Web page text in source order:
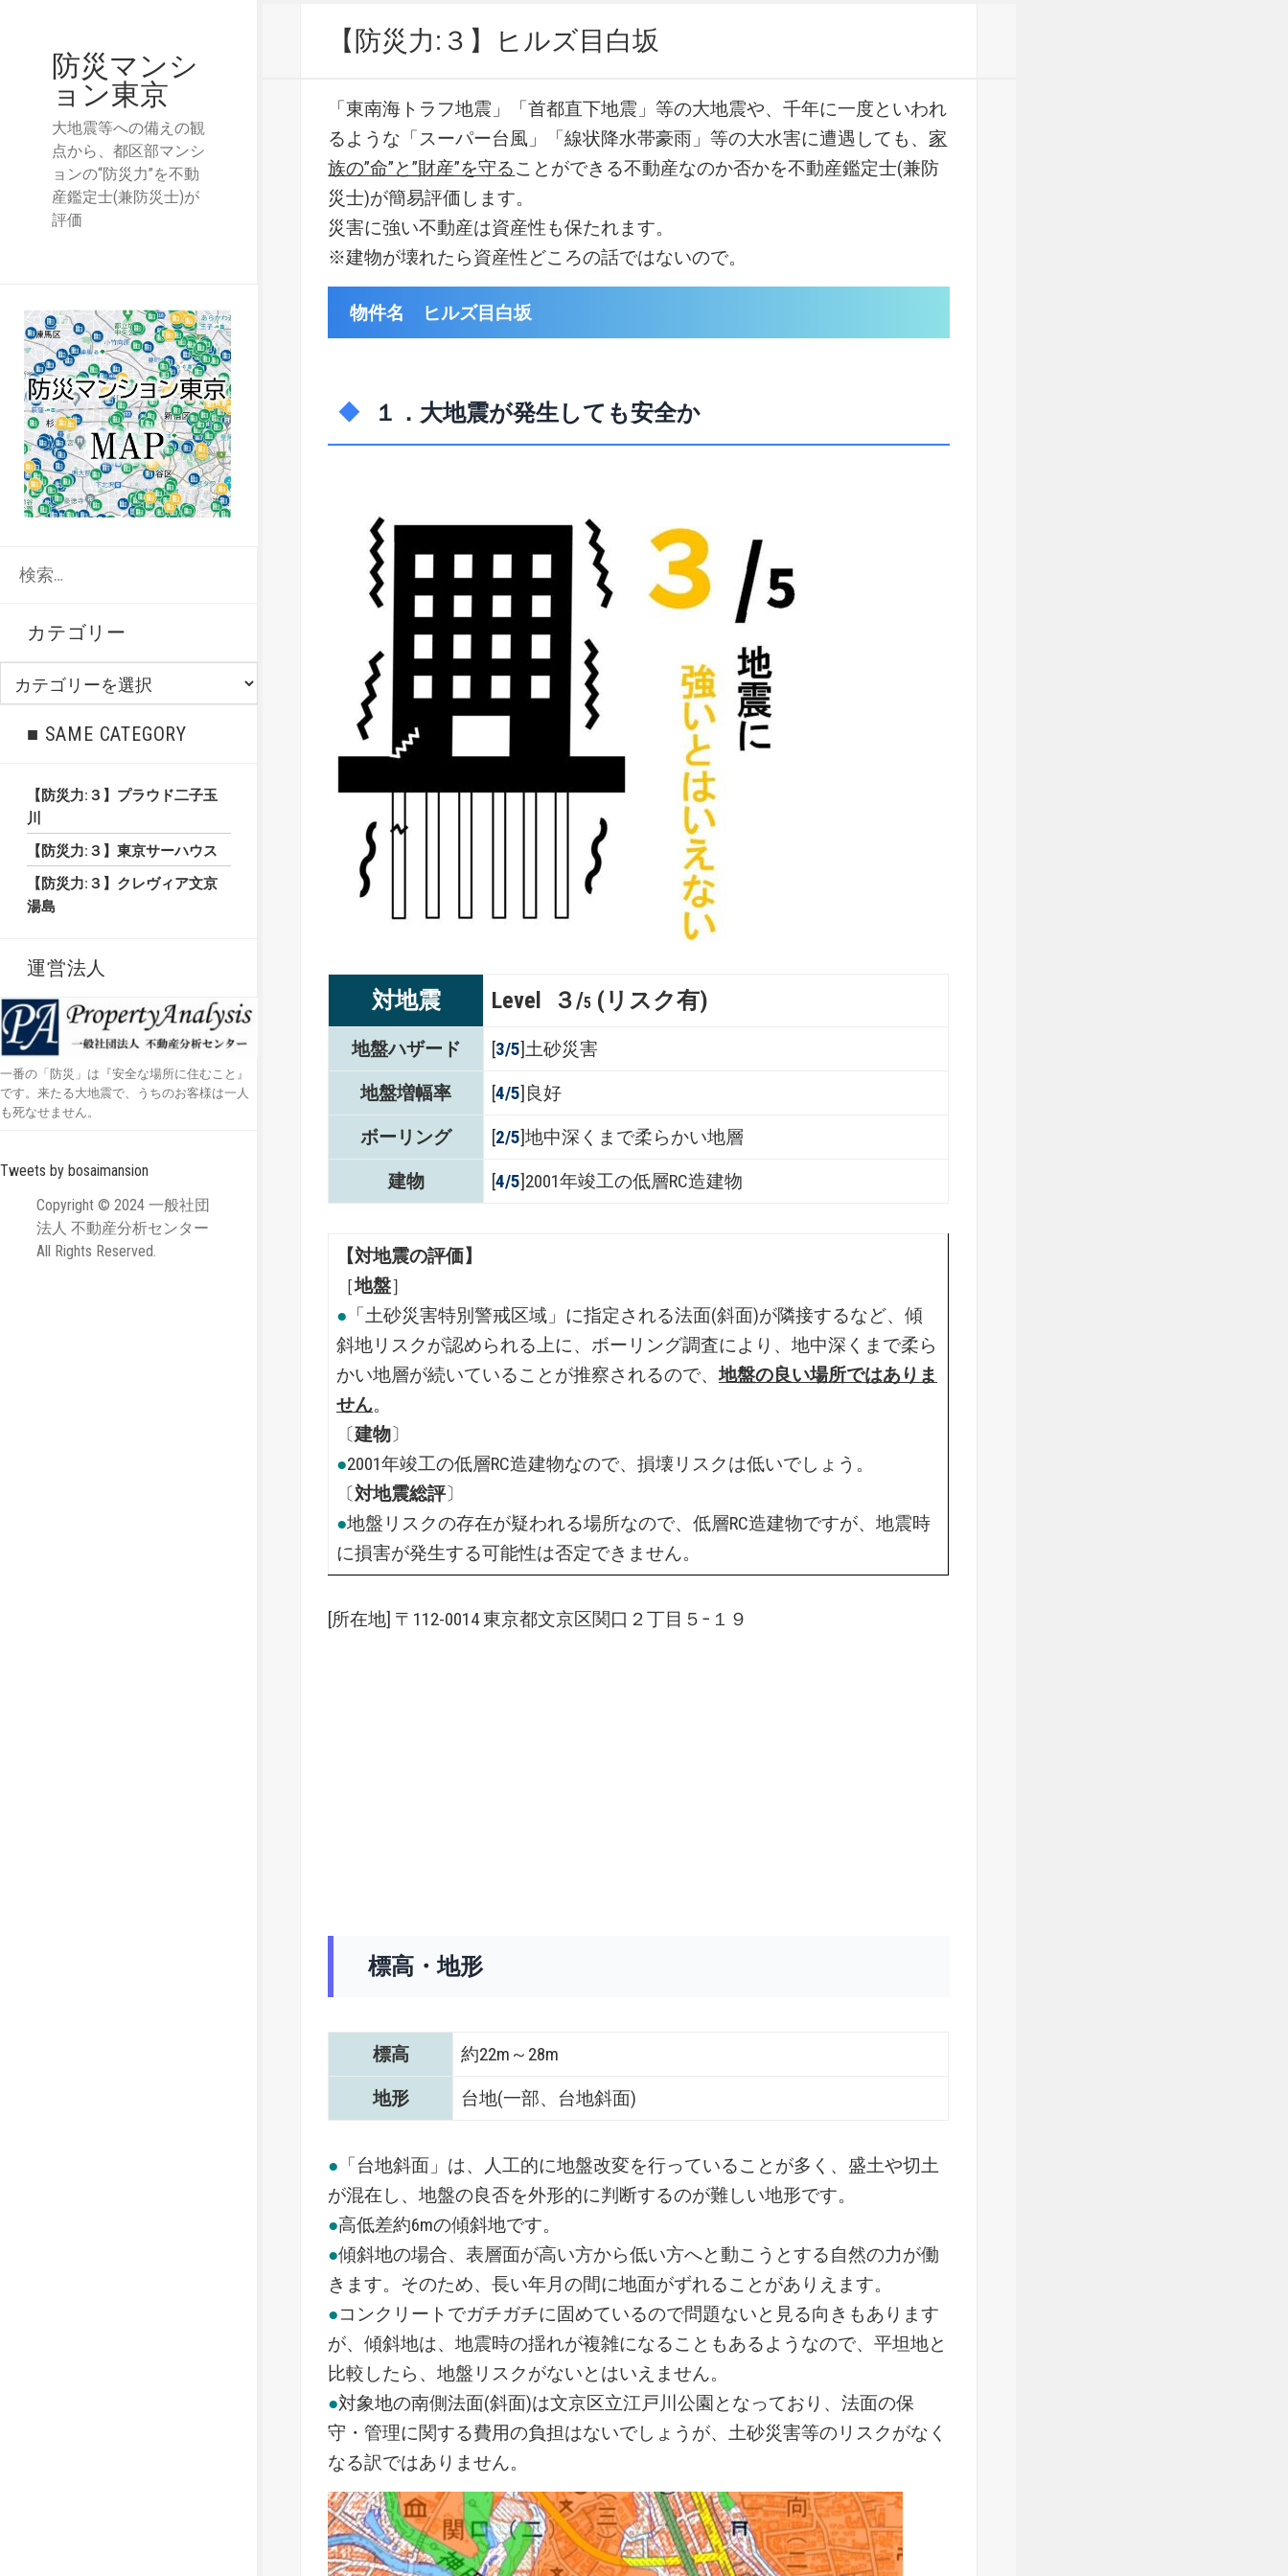
防災マンシ
ョン東京
大地震等への備えの観
点から、都区部マンシ
ョンの“防災力”を不動
産鑑定士(兼防災士)が
評価
カテゴリー
■ SAME CATEGORY
【防災力:３】プラウド二子玉
川
【防災力:３】東京サーハウス
【防災力:３】クレヴィア文京
湯島
運営法人
一番の「防災」は『安全な場所に住むこと』
です。来たる大地震で、うちのお客様は一人
も死なせません。
Tweets by bosaimansion
Copyright © 2024 一般社団
法人 不動産分析センター
All Rights Reserved.
【防災力:３】ヒルズ目白坂
「東南海トラフ地震」「首都直下地震」等の大地震や、千年に一度といわれ
るような「スーパー台風」「線状降水帯豪雨」等の大水害に遭遇しても、 家
族の”命”と”財産”を守ることができる不動産なのか否かを不動産鑑定士(兼防
災士)が簡易評価します。
災害に強い不動産は資産性も保たれます。
※建物が壊れたら資産性どころの話ではないので。
物件名 ヒルズ目白坂
１．大地震が発生しても安全か
対地震 Level ３/5 (リスク有)
地盤ハザード [3/5]土砂災害
地盤増幅率
[4/5]良好
ボーリング
[2/5]地中深くまで柔らかい地層
建物
[4/5]2001年竣工の低層RC造建物
【対地震の評価】
［地盤］
● 「土砂災害特別警戒区域」に指定される法面(斜面)が隣接するなど、傾
斜地リスクが認められる上に、ボーリング調査により、地中深くまで柔ら
かい地層が続いていることが推察されるので、地盤の良い場所ではありま
せん。
〔建物〕
●2001年竣工の低層RC造建物なので、損壊リスクは低いでしょう。
〔対地震総評〕
●地盤リスクの存在が疑われる場所なので、低層RC造建物ですが、地震時
に損害が発生する可能性は否定できません。
[所在地] 〒112-0014 東京都文京区関口２丁目５−１９
標高・地形
標高
約22m～28m
地形
台地(一部、台地斜面)
● 「台地斜面」は、人工的に地盤改変を行っていることが多く、盛土や切土
が混在し、地盤の良否を外形的に判断するのが難しい地形です。
●高低差約6mの傾斜地です。
●傾斜地の場合、表層面が高い方から低い方へと動こうとする自然の力が働
きます。そのため、長い年月の間に地面がずれることがありえます。
●コンクリートでガチガチに固めているので問題ないと見る向きもあります
が、傾斜地は、地震時の揺れが複雑になることもあるようなので、平坦地と
比較したら、地盤リスクがないとはいえません。
●対象地の南側法面(斜面)は文京区立江戸川公園となっており、法面の保
守・管理に関する費用の負担はないでしょうが、土砂災害等のリスクがなく
なる訳ではありません。